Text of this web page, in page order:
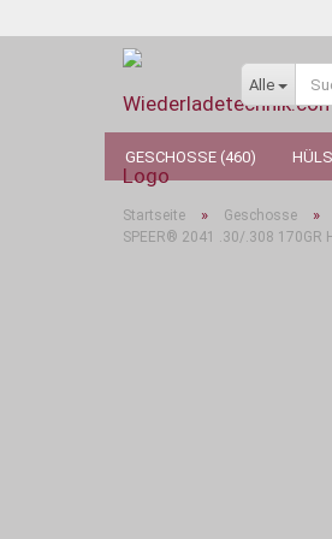
Alle
GESCHOSSE (460)
Startseite » Geschosse »
SPEER® 2041 .30/.308 170GR